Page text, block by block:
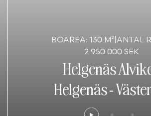
BOAREA: 130 M² ANTAL
2 950 000 SEK
Helgenäs
Helgenäs-